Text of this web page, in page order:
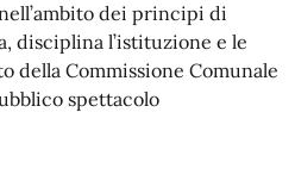
dei principi di
disciplina l’istituzione e le
della Commissione Comunale
spettacolo